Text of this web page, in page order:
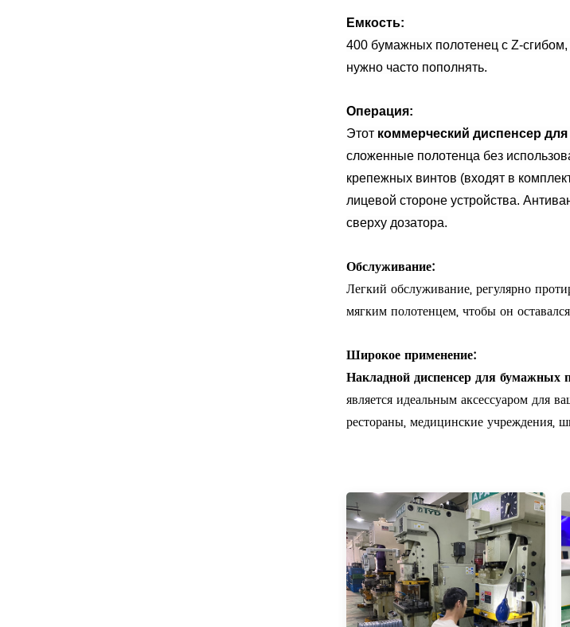
Емкость:
400 бумажных полотенец с Z-
нужно часто пополнять.
Операция:
Этот коммерческий диспенсер
сложенные полотенца без
крепежных винтов (входят в
лицевой стороне устройства.
сверху дозатора.
Обслуживание:
Легкий обслуживание, регулярно
мягким полотенцем, чтобы он
Широкое применение:
Накладной диспенсер для бумажных
является идеальным аксессуаром для
рестораны, медицинские учреждения,